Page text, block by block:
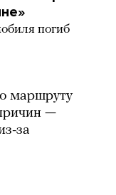
погиб
маршруту
—
за